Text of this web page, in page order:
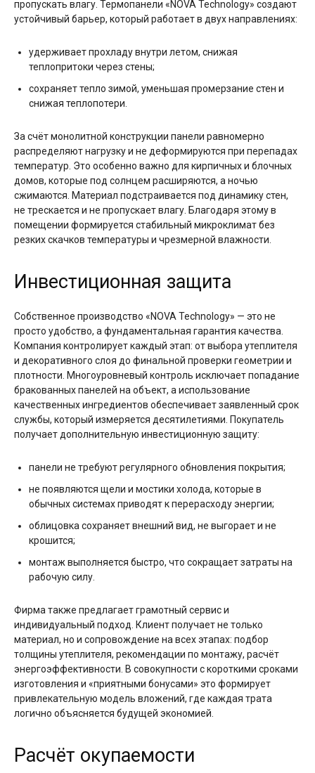
пропускать влагу. Термопанели «NOVA Technology» создают
устойчивый барьер, который работает в двух направлениях:
удерживает прохладу внутри летом, снижая
теплопритоки через стены;
сохраняет тепло зимой, уменьшая промерзание стен и
снижая теплопотери.
За счёт монолитной конструкции панели равномерно
распределяют нагрузку и не деформируются при перепадах
температур. Это особенно важно для кирпичных и блочных
домов, которые под солнцем расширяются, а ночью
сжимаются. Материал подстраивается под динамику стен,
не трескается и не пропускает влагу. Благодаря этому в
помещении формируется стабильный микроклимат без
резких скачков температуры и чрезмерной влажности.
Инвестиционная защита
Собственное производство «NOVA Technology» — это не
просто удобство, а фундаментальная гарантия качества.
Компания контролирует каждый этап: от выбора утеплителя
и декоративного слоя до финальной проверки геометрии и
плотности. Многоуровневый контроль исключает попадание
бракованных панелей на объект, а использование
качественных ингредиентов обеспечивает заявленный срок
службы, который измеряется десятилетиями. Покупатель
получает дополнительную инвестиционную защиту:
панели не требуют регулярного обновления покрытия;
не появляются щели и мостики холода, которые в
обычных системах приводят к перерасходу энергии;
облицовка сохраняет внешний вид, не выгорает и не
крошится;
монтаж выполняется быстро, что сокращает затраты на
рабочую силу.
Фирма также предлагает грамотный сервис и
индивидуальный подход. Клиент получает не только
материал, но и сопровождение на всех этапах: подбор
толщины утеплителя, рекомендации по монтажу, расчёт
энергоэффективности. В совокупности с короткими сроками
изготовления и «приятными бонусами» это формирует
привлекательную модель вложений, где каждая трата
логично объясняется будущей экономией.
Расчёт окупаемости